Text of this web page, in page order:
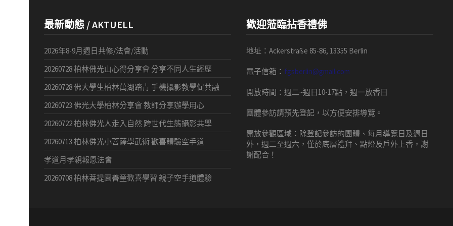
最新動態 / AKTUELL
2026年8-9月週日共修/法會/活動
20260728 柏林佛光山心得分享會 分享不同人生經歷
20260728 佛大學生柏林萬湖踏青 手機攝影教學促共融
20260723 佛光大學柏林分享會 教師分享辦學用心
20260722 柏林佛光人走入自然 跨世代生態攝影共學
20260713 柏林佛光小菩薩學武術 歡喜體驗空手道
孝道月孝親報恩法會
20260708 柏林菩提園善童歡喜學習 親子空手道體驗
歡迎蒞臨拈香禮佛
地址：Ackerstraße 85-86, 13355 Berlin
電子信箱： fgsberlin@gmail.com
開放時間 ： 週二~週日10-17點， 週一放香日
團體參訪請預先登記，以方便安排導覽 。
開放參觀區域： 除登記參訪的團體、每月導覽日及週日
外，週二至週六，僅於底層禮拜、點燈及戶外上香，謝
謝配合！